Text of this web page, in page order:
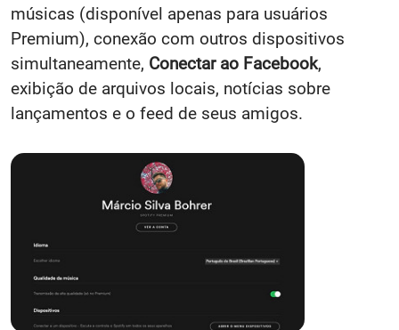
músicas (disponível apenas para usuários
Premium), conexão com outros dispositivos
simultaneamente, Conectar ao Facebook,
exibição de arquivos locais, notícias sobre
lançamentos e o feed de seus amigos.